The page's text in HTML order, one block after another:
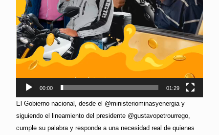
00:00 01:29
El Gobierno nacional, desde el @ministeriominasyenergia y
siguiendo el lineamiento del presidente @gustavopetrourrego,
cumple su palabra y responde a una necesidad real de quienes